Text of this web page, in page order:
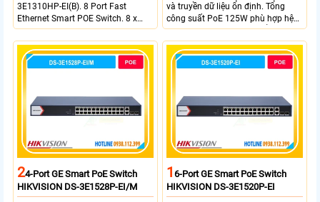
3E1310HP-EI(B). 8 Port Fast
Ethernet Smart POE Switch. 8 x
10/100M PoE Ports, 2 x Gigabit
Uplink Ports.
và truyền dữ liệu ổn định. Tổng
công suất PoE 125W phù hợp hệ
thống camera IP vừa. 2 cổng RJ45
Gigabit và 2 cổng quang SFP mở
rộng linh hoạt. Hỗ trợ truyền PoE
xa tối đa lên đến 300 mét.
24-Port GE Smart PoE Switch
HIKVISION DS-3E1528P-EI/M
16-Port GE Smart PoE Switch
HIKVISION DS-3E1520P-EI